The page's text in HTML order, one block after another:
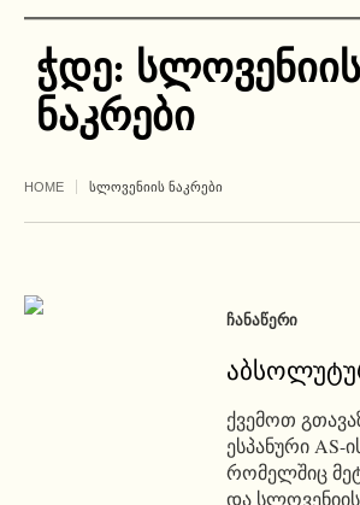
ჭდე: სლოვენიის
ნაკრები
HOME ᲡᲚᲝᲕᲔᲜᲘᲘᲡ ᲜᲐᲙᲠᲔᲑᲘ
ᲩᲐᲜᲐᲬᲔᲠᲘ
ქვემოთ
ესპანური AS-
რომელშიც
და